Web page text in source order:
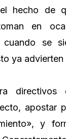
hecho de
en
cuando se
ya
directivos
apostar
y